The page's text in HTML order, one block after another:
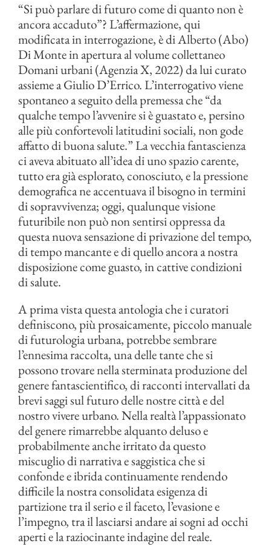
“Si può parlare di futuro come di quanto non è
ancora accaduto”? L’affermazione, qui
modificata in interrogazione, è di Alberto (Abo)
Di Monte in apertura al volume collettaneo
Domani urbani (Agenzia X, 2022) da lui curato
assieme a Giulio D’Errico. L’interrogativo viene
spontaneo a seguito della premessa che “da
qualche tempo l’avvenire si è guastato e, persino
alle più confortevoli latitudini sociali, non gode
affatto di buona salute.” La vecchia fantascienza
ci aveva abituato all’idea di uno spazio carente,
tutto era già esplorato, conosciuto, e la pressione
demografica ne accentuava il bisogno in termini
di sopravvivenza; oggi, qualunque visione
futuribile non può non sentirsi oppressa da
questa nuova sensazione di privazione del tempo,
di tempo mancante e di quello ancora a nostra
disposizione come guasto, in cattive condizioni
di salute.
A prima vista questa antologia che i curatori
definiscono, più prosaicamente, piccolo manuale
di futurologia urbana, potrebbe sembrare
l’ennesima raccolta, una delle tante che si
possono trovare nella sterminata produzione del
genere fantascientifico, di racconti intervallati da
brevi saggi sul futuro delle nostre città e del
nostro vivere urbano. Nella realtà l’appassionato
del genere rimarrebbe alquanto deluso e
probabilmente anche irritato da questo
miscuglio di narrativa e saggistica che si
confonde e ibrida continuamente rendendo
difficile la nostra consolidata esigenza di
partizione tra il serio e il faceto, l’evasione e
l’impegno, tra il lasciarsi andare ai sogni ad occhi
aperti e la raziocinante indagine del reale.